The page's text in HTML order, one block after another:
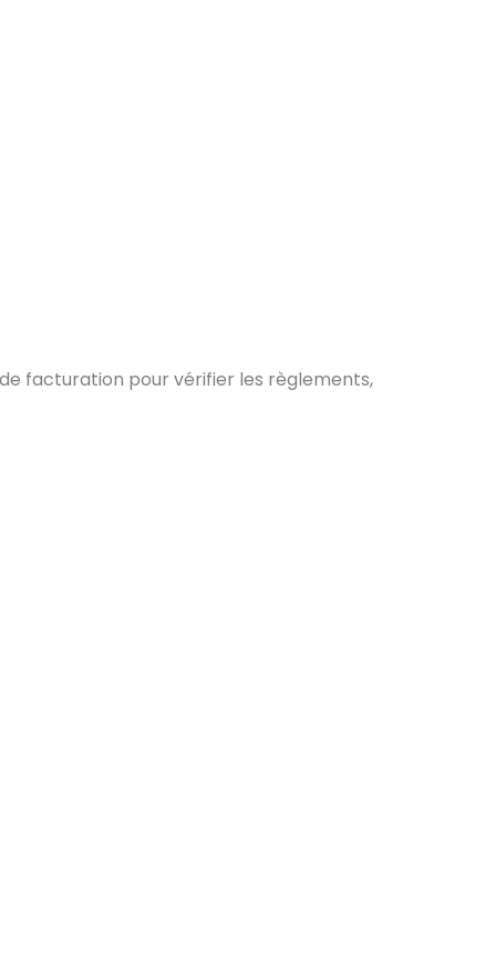
facturation pour vérifier les règlements,